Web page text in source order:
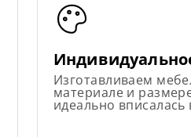
Изготавливаем
материале и
идеально